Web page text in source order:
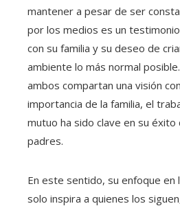
mantener a pesar de ser
por los medios es un
con su familia y su deseo de
ambiente lo más normal
ambos compartan una visión
importancia de la familia, el
mutuo ha sido clave en su
padres.
En este sentido, su enfoque en
solo inspira a quienes los